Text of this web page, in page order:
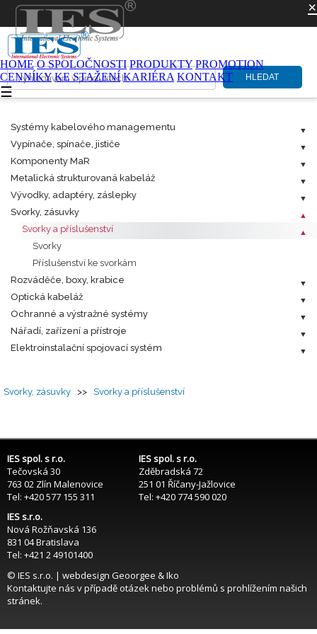
×
HOME O SPOLOČNOSTI PRODUKTY PROMOTION
CENNÍKY KE STAŽENÍ KARIÉRA KONTAKT
☰
HLEDAT
Systémy kabelového managementu
Vypínače, spínače, jističe
Komponenty MaR
Metalická strukturovaná kabeláž
Vývodky, adaptéry, záslepky
Svorky, zásuvky
Svorky a příslušenství
Svorky
Příslušenství ke svorkám
Rozváděče, boxy, krabice
Optická kabeláž
Ochranné a výstražné systémy
Nářadí, zařízení a přístroje
Elektroinstalační spojovací systém
Svorky, zásuvky >> Svorky a příslušenství
IES spol. s r.o.
Tečovská 30
763 02 Zlín Malenovice
Tel: +420 577 155 311
IES spol. s r.o.
Zděbradská 72
251 01 Říčany-Jažlovice
Tel: +420 774 590 020
IES s.r.o.
Nová Rožňavská 136
831 04 Bratislava
Tel: +421 2 49101400
© IES s.r.o. | webdesign Geoorgee & Iko
Kontaktujte nás v případě otázek nebo problémů s prohlížením našich
stránek.